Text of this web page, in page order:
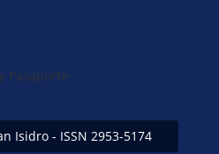
Pasaporte-
Isidro - ISSN 2953-5174